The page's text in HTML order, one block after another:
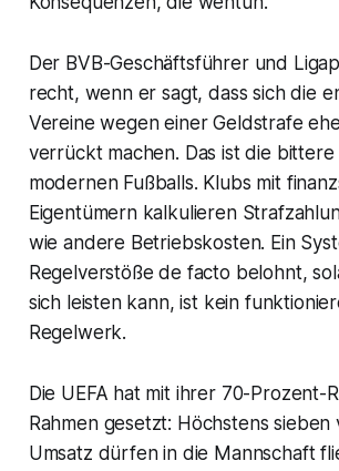
Der BVB-Geschäftsführer und
recht, wenn er sagt, dass sich die
Vereine wegen einer Geldstrafe
verrückt machen. Das ist die bittere
modernen Fußballs. Klubs mit
Eigentümern kalkulieren
wie andere Betriebskosten. Ein
Regelverstöße de facto belohnt,
sich leisten kann, ist kein
Regelwerk.
Die UEFA hat mit ihrer 70-Prozent-
Rahmen gesetzt: Höchstens sieben
Umsatz dürfen in die Mannschaft